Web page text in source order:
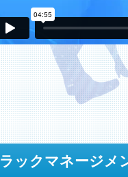
ラックマネージメ